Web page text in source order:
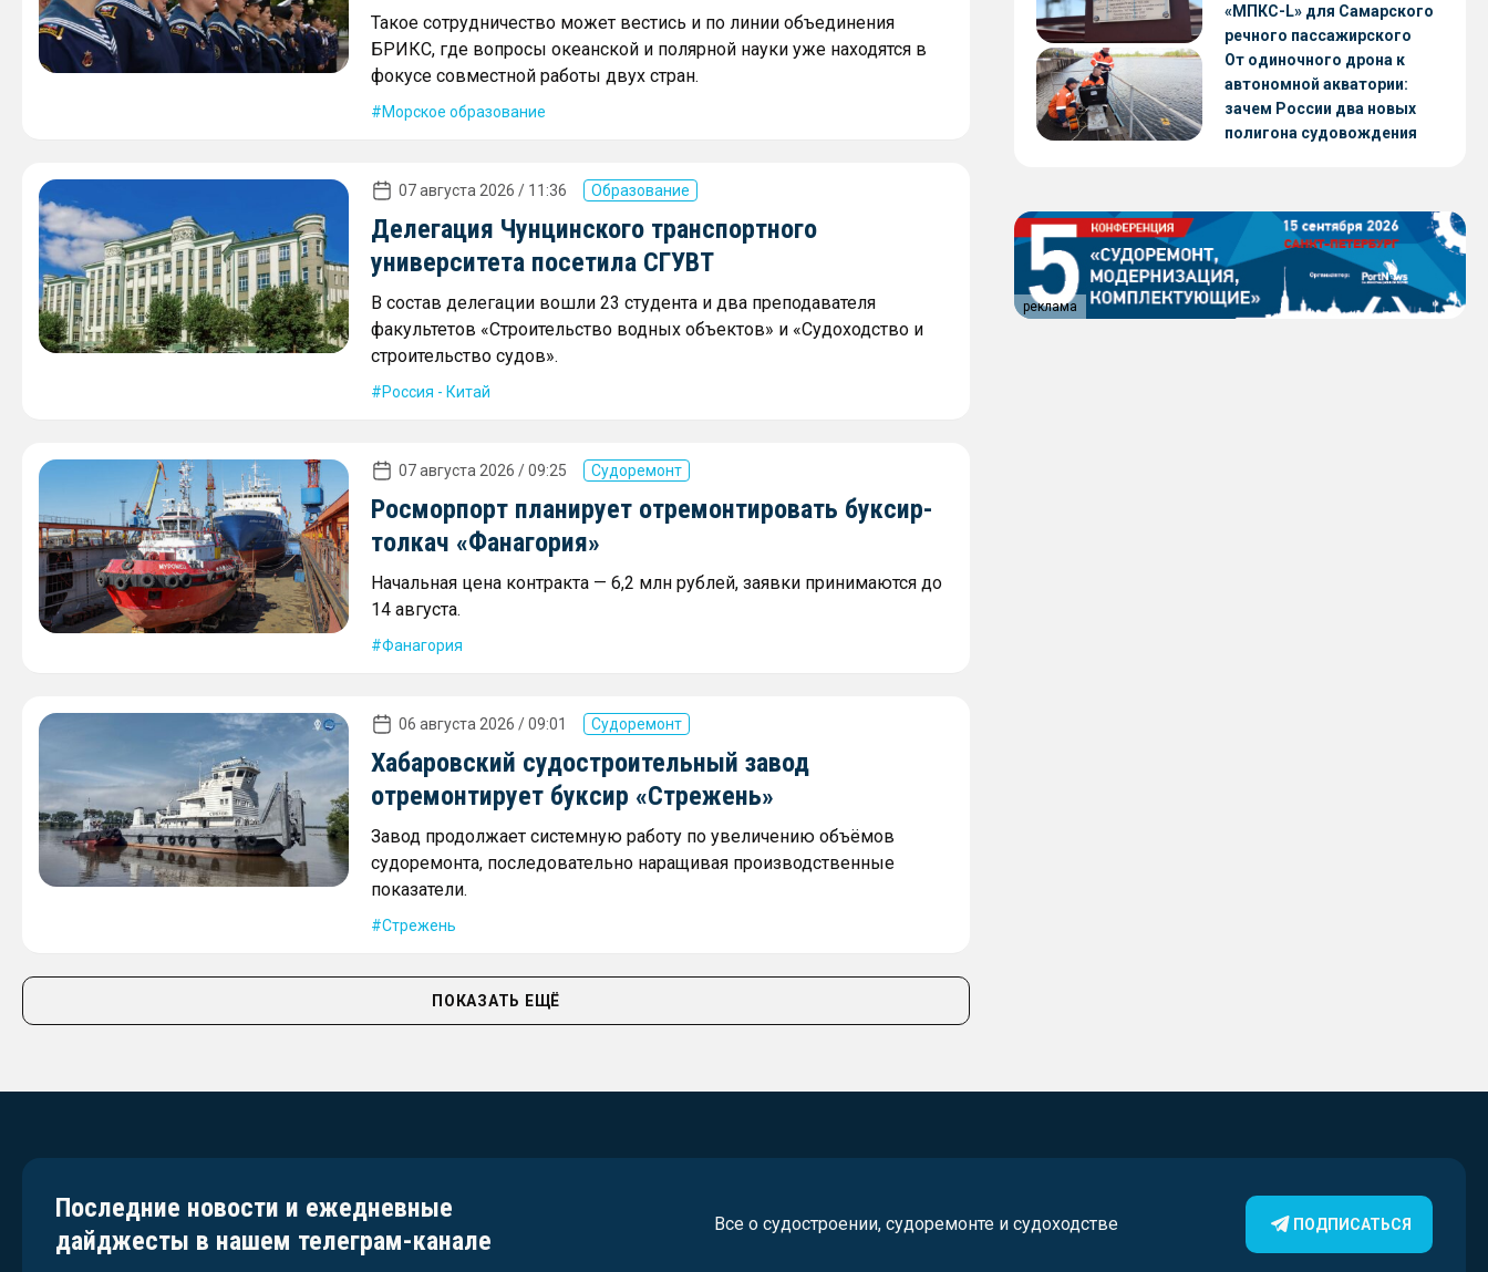
Такое сотрудничество может вестись и по линии объединения
БРИКС, где вопросы океанской и полярной науки уже находятся в
фокусе совместной работы двух стран.
Морское образование
07 августа 2026 / 11:36 Образование
Делегация Чунцинского транспортного
университета посетила СГУВТ
В состав делегации вошли 23 студента и два преподавателя
факультетов «Строительство водных объектов» и «Судоходство и
строительство судов».
Россия - Китай
07 августа 2026 / 09:25 Судоремонт
Росморпорт планирует отремонтировать буксир-
толкач «Фанагория»
Начальная цена контракта — 6,2 млн рублей, заявки принимаются до
14 августа.
Фанагория
06 августа 2026 / 09:01 Судоремонт
Хабаровский судостроительный завод
отремонтирует буксир «Стрежень»
Завод продолжает системную работу по увеличению объёмов
судоремонта, последовательно наращивая производственные
показатели.
Стрежень
ПОКАЗАТЬ ЕЩЁ
«МПКС-L» для Самарского
речного пассажирского
предприятия
От одиночного дрона к
автономной акватории:
зачем России два новых
полигона судовождения
реклама
Последние новости и ежедневные
дайджесты в нашем телеграм-канале
Все о судостроении, судоремонте и судоходстве ПОДПИСАТЬСЯ